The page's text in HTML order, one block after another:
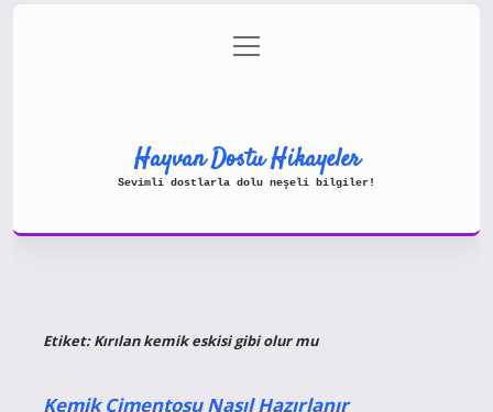
Gizlilik Politikası
menüyü
aç
Hayvan Dostu Hikayeler
Sevimli dostlarla dolu neşeli bilgiler!
Etiket:Kırılan kemik eskisi gibi olur mu
Kemik Çimentosu Nasıl Hazırlanır